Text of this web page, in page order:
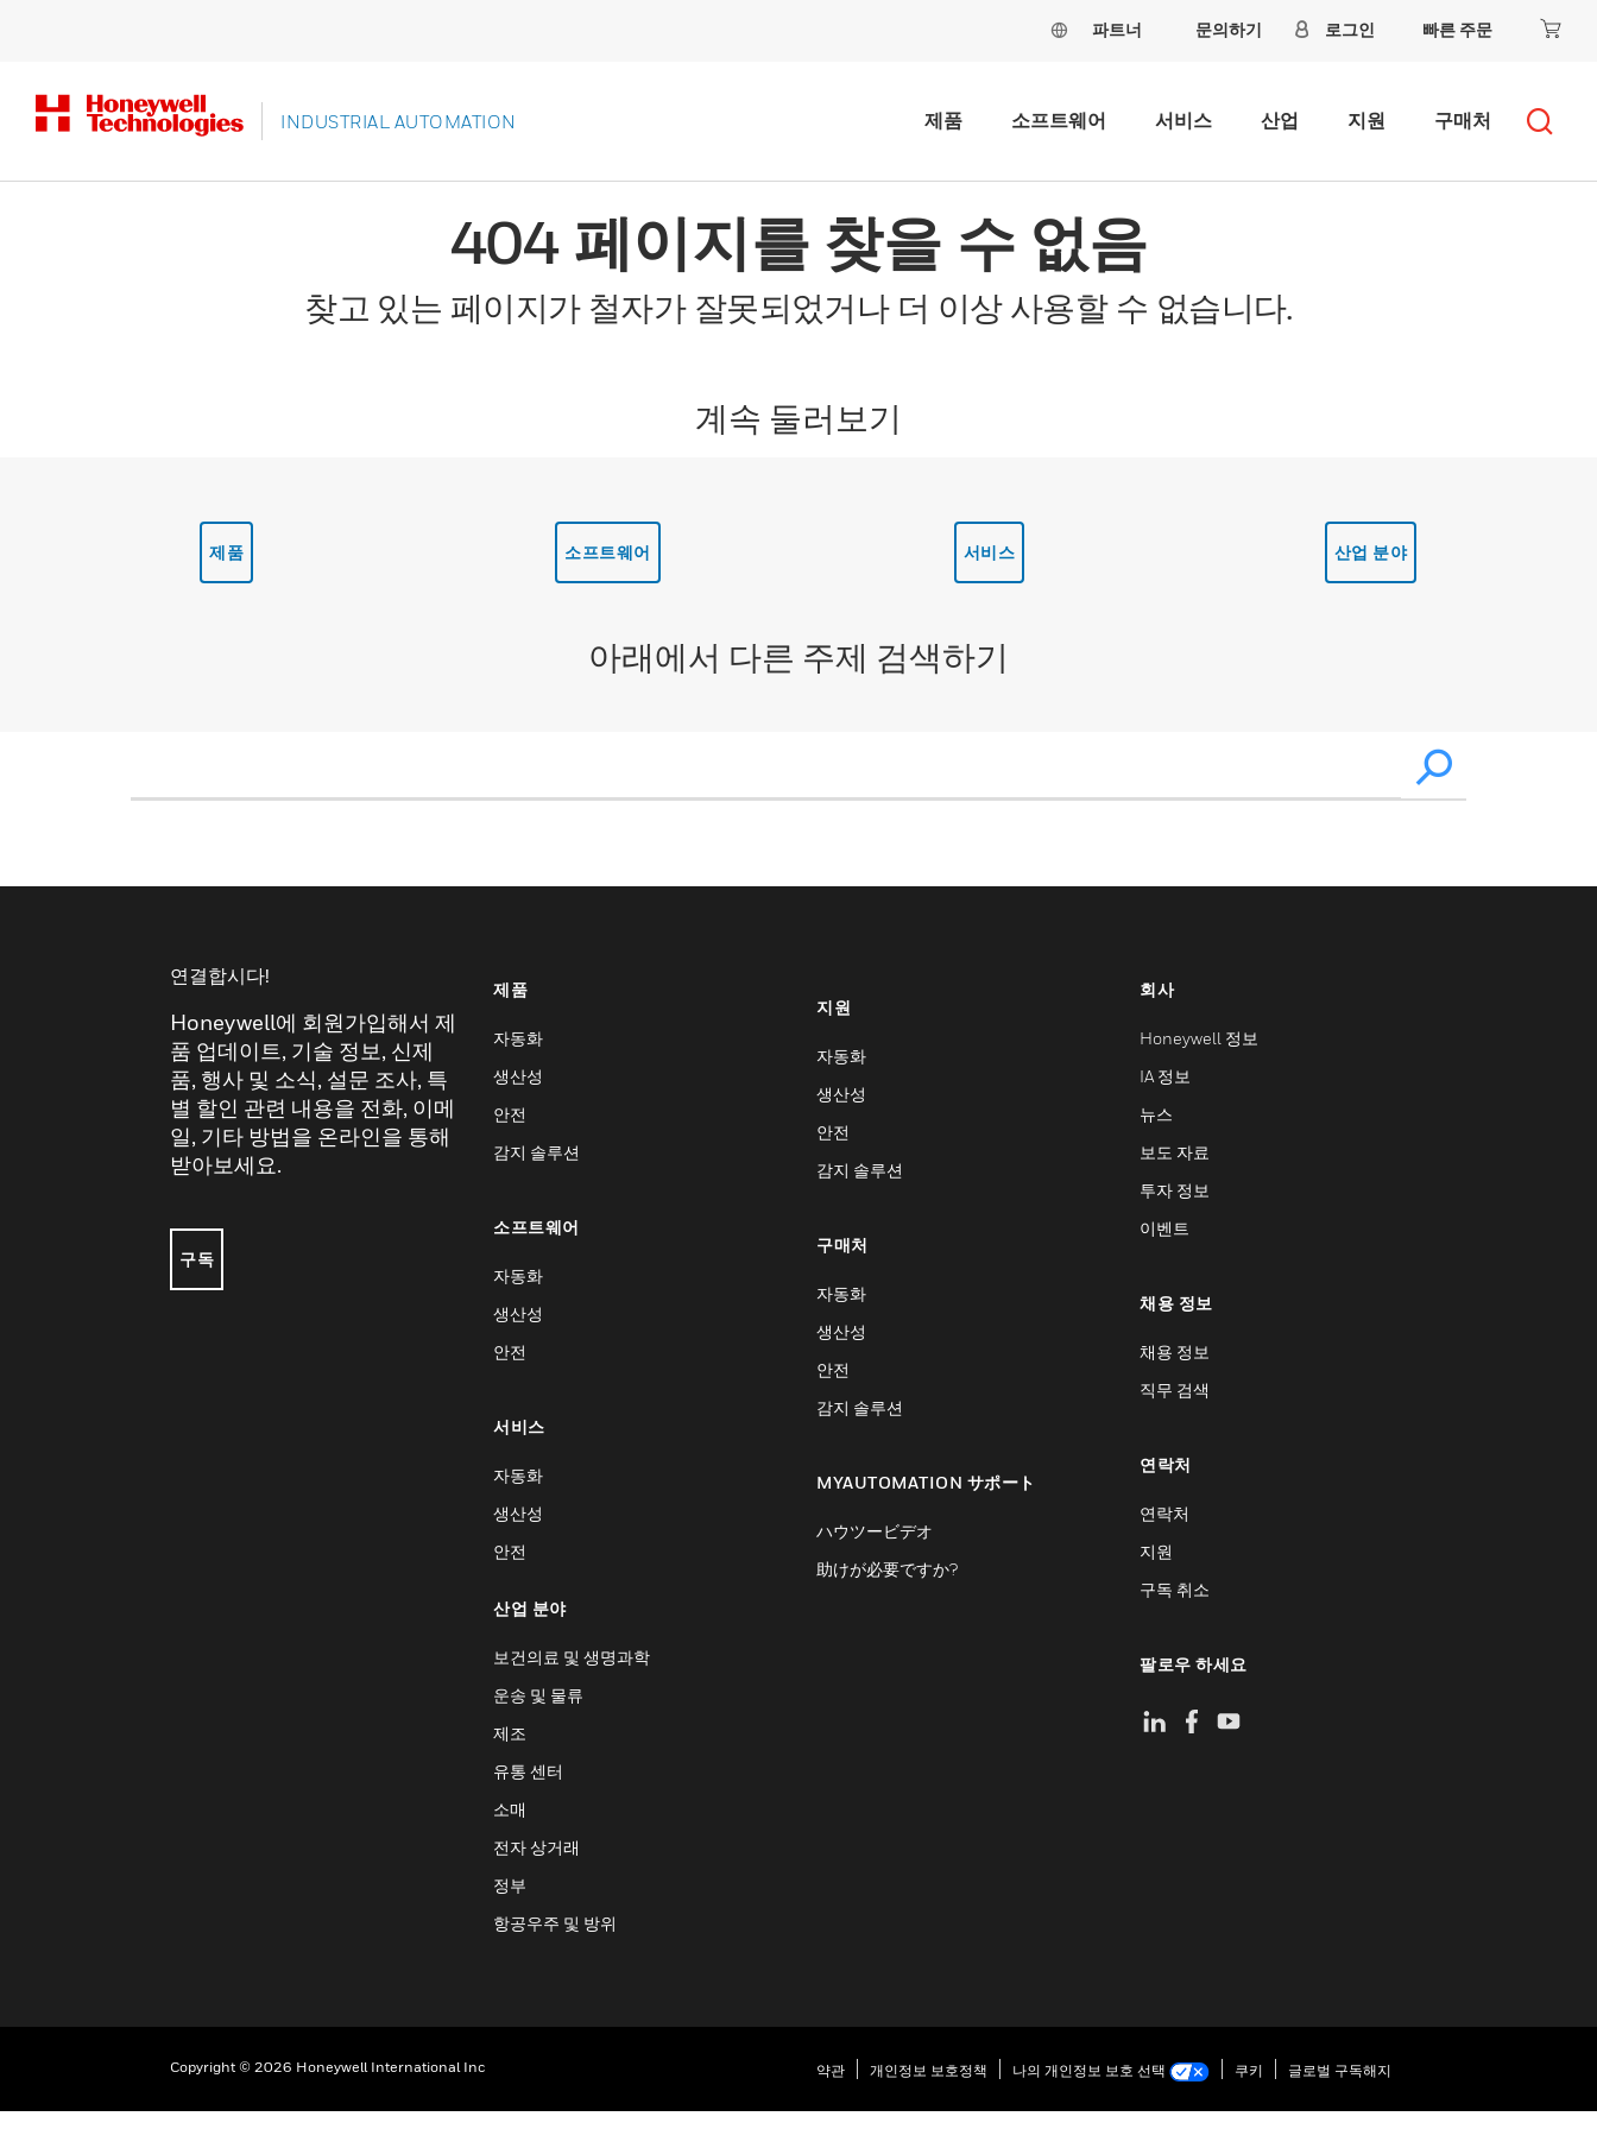
파트너 문의하기 로그인 빠른 주문
INDUSTRIAL AUTOMATION 제품 소프트웨어 서비스 산업 지원 구매처
404 페이지를 찾을 수 없음
찾고 있는 페이지가 철자가 잘못되었거나 더 이상 사용할 수 없습니다.
계속 둘러보기
제품 소프트웨어 서비스 산업 분야
아래에서 다른 주제 검색하기
연결합시다!
Honeywell에 회원가입해서 제
품 업데이트, 기술 정보, 신제
품, 행사 및 소식, 설문 조사, 특
별 할인 관련 내용을 전화, 이메
일, 기타 방법을 온라인을 통해
받아보세요.
구독
제품
자동화
생산성
안전
감지 솔루션
소프트웨어
자동화
생산성
안전
서비스
자동화
생산성
안전
산업 분야
보건의료 및 생명과학
운송 및 물류
제조
유통 센터
소매
전자 상거래
정부
항공우주 및 방위
지원
자동화
생산성
안전
감지 솔루션
구매처
자동화
생산성
안전
감지 솔루션
MYAUTOMATION サポート
ハウツービデオ
助けが必要ですか?
회사
Honeywell 정보
IA 정보
뉴스
보도 자료
투자 정보
이벤트
채용 정보
채용 정보
직무 검색
연락처
연락처
지원
구독 취소
팔로우 하세요
Copyright © 2026 Honeywell International Inc 약관 개인정보 보호정책 나의 개인정보 보호 선택 쿠키 글로벌 구독해지